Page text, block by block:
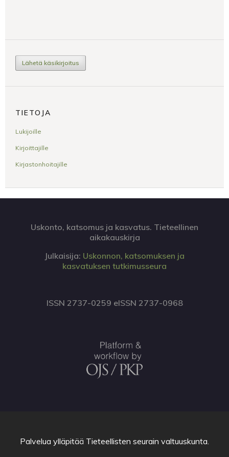
Lähetä käsikirjoitus
TIETOJA
Lukijoille
Kirjoittajille
Kirjastonhoitajille
Uskonto, katsomus ja kasvatus. Tieteellinen
aikakauskirja
Julkaisija: Uskonnon, katsomuksen ja
kasvatuksen tutkimusseura
ISSN 2737-0259 eISSN 2737-0968
Palvelua ylläpitää Tieteellisten seurain valtuuskunta